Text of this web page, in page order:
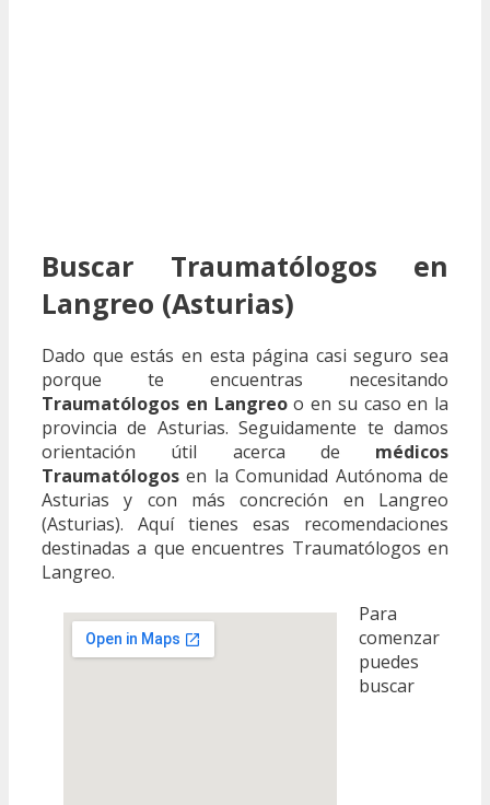
Buscar Traumatólogos en
Langreo (Asturias)
Dado que estás en esta página casi seguro sea
porque te encuentras necesitando
Traumatólogos en Langreoo en su caso en la
provincia de Asturias. Seguidamente te damos
orientación útil acerca de médicos
Traumatólogos en la Comunidad Autónoma de
Asturias y con más concreción en Langreo
(Asturias). Aquí tienes esas recomendaciones
destinadas a que encuentres Traumatólogos en
Langreo.
Para
comenzar
puedes
buscar